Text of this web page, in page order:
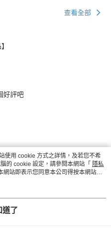
查看全部
好評吧
使用 cookie 方式之詳情，及若您不希
的 cookie 設定，請參閱本網站「 隱私
網站即表示您同意本公司得按本網站使
道了